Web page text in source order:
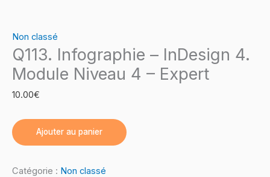
Non classé
Q113. Infographie – InDesign 4.
Module Niveau 4 – Expert
10.00€
Ajouter au panier
Catégorie : Non classé